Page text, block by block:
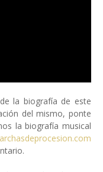
la biografía de este
del mismo, ponte
la biografía musical